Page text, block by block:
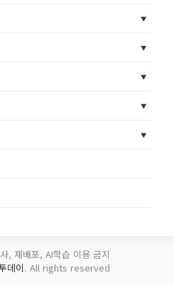
, 재배포, AI학습 이용 금지
데이. All rights reserved